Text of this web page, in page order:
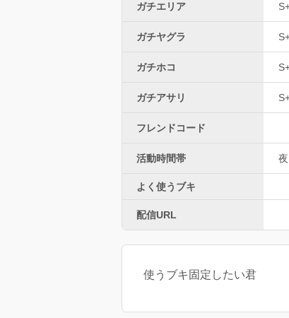
ガチエリア
ガチヤグラ
ガチホコ
ガチアサリ
フレンドコード
活動時間帯
よく使うブキ
配信URL
使うブキ固定したい君